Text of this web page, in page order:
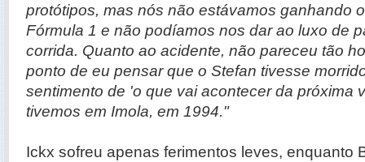
protótipos, mas nós não estávamos ganhando
Fórmula 1 e não podíamos nos dar ao luxo de
corrida. Quanto ao acidente, não pareceu tão
ponto de eu pensar que o Stefan tivesse
sentimento de 'o que vai acontecer da próxima
tivemos em Imola, em 1994."
Ickx sofreu apenas ferimentos leves, enquanto